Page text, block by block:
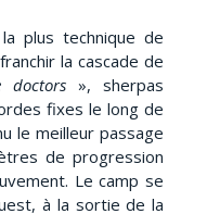
plus technique de
la cascade de
doctors », sherpas
fixes le long de
le meilleur passage
de progression
Le camp se
à la sortie de la